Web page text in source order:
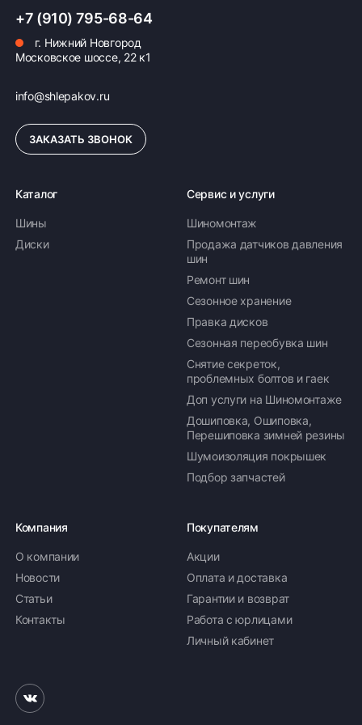
+7 (910) 795-68-64
г. Нижний Новгород
Московское шоссе, 22 к1
info@shlepakov.ru
ЗАКАЗАТЬ ЗВОНОК
Каталог
Шины
Диски
Сервис и услуги
Шиномонтаж
Продажа датчиков давления
шин
Ремонт шин
Сезонное хранение
Правка дисков
Сезонная переобувка шин
Снятие секреток,
проблемных болтов и гаек
Доп услуги на Шиномонтаже
Дошиповка, Ошиповка,
Перешиповка зимней резины
Шумоизоляция покрышек
Подбор запчастей
Компания
О компании
Новости
Статьи
Контакты
Покупателям
Акции
Оплата и доставка
Гарантии и возврат
Работа с юрлицами
Личный кабинет